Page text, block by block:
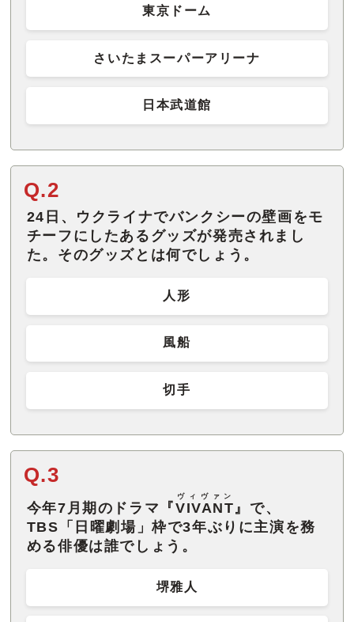
東京ドーム
さいたまスーパーアリーナ
日本武道館
Q.2
24日、ウクライナでバンクシーの壁画をモ
チーフにしたあるグッズが発売されまし
た。そのグッズとは何でしょう。
人形
風船
切手
Q.3
今年7月期のドラマ『VIVANT
ヴィヴァン
』で、
TBS「日曜劇場」枠で3年ぶりに主演を務
める俳優は誰でしょう。
堺雅人